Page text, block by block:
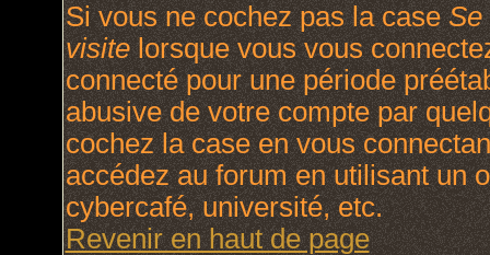
Si vous ne cochez pas la caseSe
visitelorsque vous vous
connecté pour une période
abusive de votre compte par
cochez la case en vous
accédez au forum en utilisant un
cybercafé, université, etc.
Revenir en haut de page